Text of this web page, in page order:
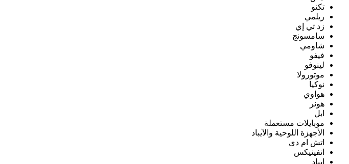
تكنو
ريلمي
زد تي إي
سامسونج
شاومي
فيفو
لينوفو
موتورولا
نوكيا
هواوي
هونر
ابل
موبايلات مستعملة
الأجهزة اللوحية والآيباد
اتش ام دى
انفينيكس
ايباد